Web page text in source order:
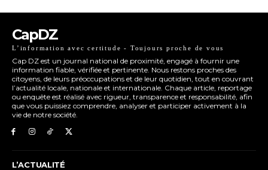
CapDZ
L’information avec certitude - Toujours proche de vous
Cap DZ est un journal national de proximité, engagé à fournir une
information fiable, vérifiée et pertinente. Nous restons proches des
citoyens, de leurs préoccupations et de leur quotidien, tout en couvrant
l’actualité locale, nationale et internationale. Chaque article, reportage
ou enquête est réalisé avec rigueur, transparence et responsabilité, afin
que vous puissiez comprendre, analyser et participer activement à la
vie de notre société.
L’ACTUALITÉ